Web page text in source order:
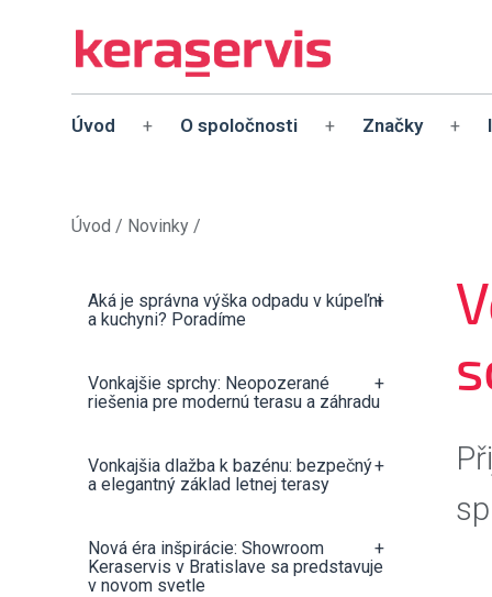
Úvod + O spoločnosti + Značky +
Úvod / Novinky /
Aká je správna výška odpadu v kúpeľni
a kuchyni? Poradíme
+
Vonkajšie sprchy: Neopozerané
riešenia pre modernú terasu a záhradu
+
Vonkajšia dlažba k bazénu: bezpečný
a elegantný základ letnej terasy
+
Nová éra inšpirácie: Showroom
Keraservis v Bratislave sa predstavuje
v novom svetle
+